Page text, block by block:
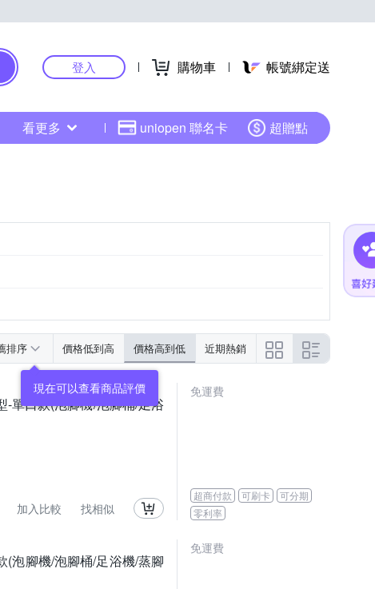
登入 購物車 帳號綁定送
看更多 uniopen 聯名卡 超贈點
排序 價格低到高 價格高到低 近期熱銷
現在可以查看商品評價
-單口款(泡腳機/泡腳桶/足浴
加入比較 找相似
免運費
超商付款 可刷卡
可分期
零利率
(泡腳機/泡腳桶/足浴機/蒸腳
免運費